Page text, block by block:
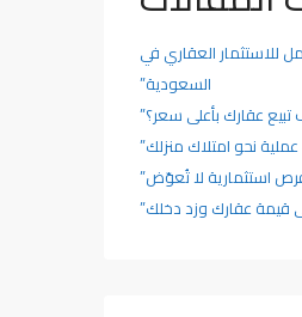
للاستثمار العقاري في
السعودية”
تبيع عقارك بأعلى سعر؟”
نحو امتلاك منزلك”
فرص استثمارية لا تُعوّض”
قيمة عقارك وزد دخلك”